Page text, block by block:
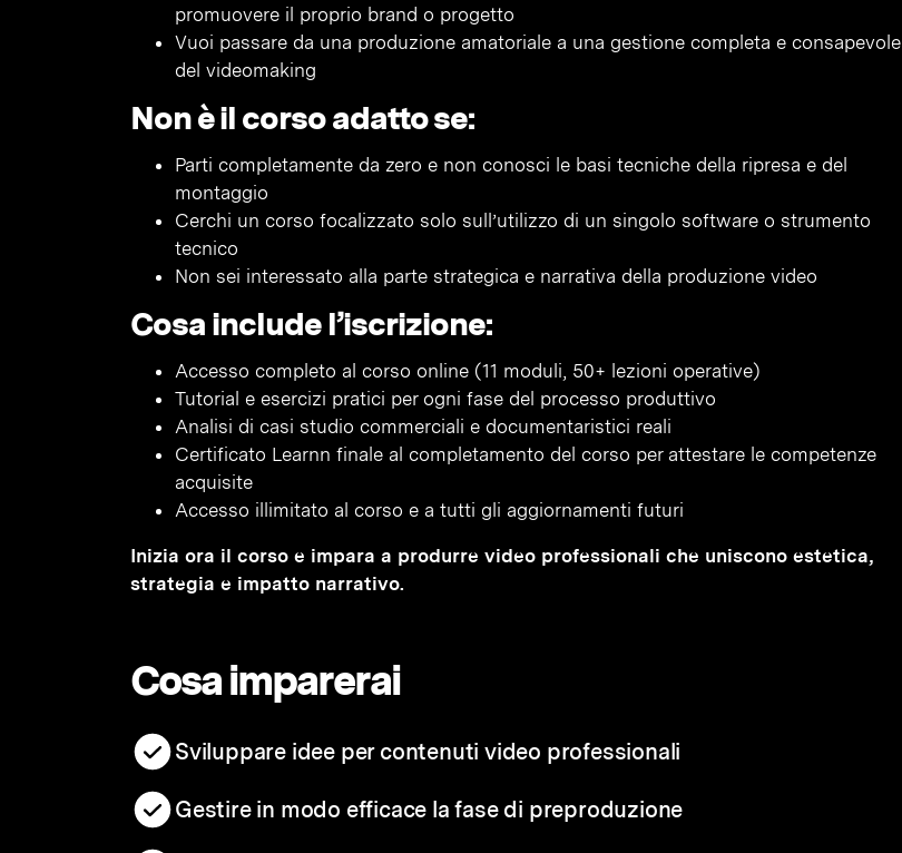
promuovere il proprio brand o progetto
Vuoi passare da una produzione amatoriale a una gestione completa e consapevole
del videomaking
Non è il corso adatto se:
Parti completamente da zero e non conosci le basi tecniche della ripresa e del
montaggio
Cerchi un corso focalizzato solo sull’utilizzo di un singolo software o strumento
tecnico
Non sei interessato alla parte strategica e narrativa della produzione video
Cosa include l’iscrizione:
Accesso completo al corso online (11 moduli, 50+ lezioni operative)
Tutorial e esercizi pratici per ogni fase del processo produttivo
Analisi di casi studio commerciali e documentaristici reali
Certificato Learnn finale al completamento del corso per attestare le competenze
acquisite
Accesso illimitato al corso e a tutti gli aggiornamenti futuri
Inizia ora il corso e impara a produrre video professionali che uniscono estetica,
strategia e impatto narrativo.
Cosa imparerai
Sviluppare idee per contenuti video professionali
Gestire in modo efficace la fase di preproduzione